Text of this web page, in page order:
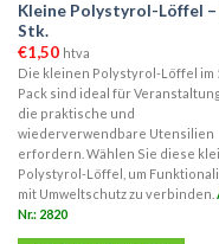
Kleine Polystyrol-Löffel –
Stk.
€1,50 htva
Die kleinen Polystyrol-Löffel im
Pack sind ideal für
die praktische und
wiederverwendbare Utensilien
erfordern. Wählen Sie diese
Polystyrol-Löffel, um
mit Umweltschutz zu verbinden.
Nr.: 2820